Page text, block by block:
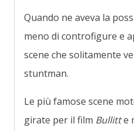
Quando ne aveva la
meno di controfigure e
scene che solitamente
stuntman.
Le più famose scene
girate per il film Bullitte